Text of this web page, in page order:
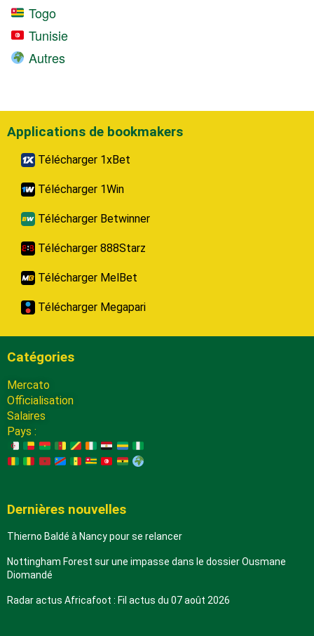
Togo
Tunisie
Autres
Applications de bookmakers
Télécharger 1xBet
Télécharger 1Win
Télécharger Betwinner
Télécharger 888Starz
Télécharger MelBet
Télécharger Megapari
Catégories
Mercato
Officialisation
Salaires
Pays :
Dernières nouvelles
Thierno Baldé à Nancy pour se relancer
Nottingham Forest sur une impasse dans le dossier Ousmane
Diomandé
Radar actus Africafoot : Fil actus du 07 août 2026